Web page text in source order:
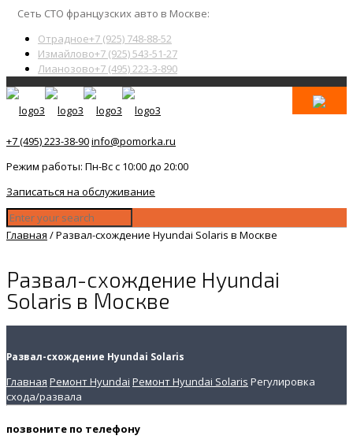
Сеть СТО французских авто в Москве:
Отрадное+7 (925) 748-88-52
Измайлово+7 (925) 543-51-27
Лианозово+7 (495) 223-3-890
+7 (495) 223-38-90info@pomorka.ru
Режим работы: Пн-Вс с 10:00 до 20:00
Записаться на обслуживание
Главная /Развал-схождение Hyundai Solaris в Москве
Развал-схождение Hyundai
Solaris в Москве
Развал-схождение Hyundai Solaris
Главная Ремонт Hyundai Ремонт Hyundai Solaris Регулировка
схода/развала
позвоните по телефону